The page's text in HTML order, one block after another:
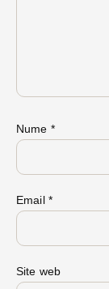
Nume *
Email *
Site web